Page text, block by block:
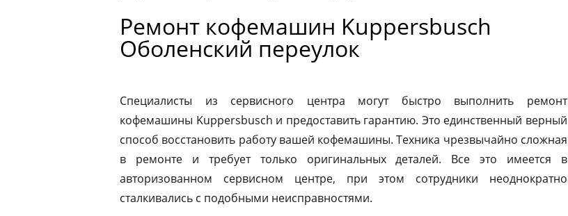
Ремонт кофемашин Kuppersbusch
Оболенский переулок
Специалисты из сервисного центра могут быстро выполнить ремонт
кофемашины Kuppersbusch и предоставить гарантию. Это единственный верный
способ восстановить работу вашей кофемашины. Техника чрезвычайно сложная
в ремонте и требует только оригинальных деталей. Все это имеется в
авторизованном сервисном центре, при этом сотрудники неоднократно
сталкивались с подобными неисправностями.